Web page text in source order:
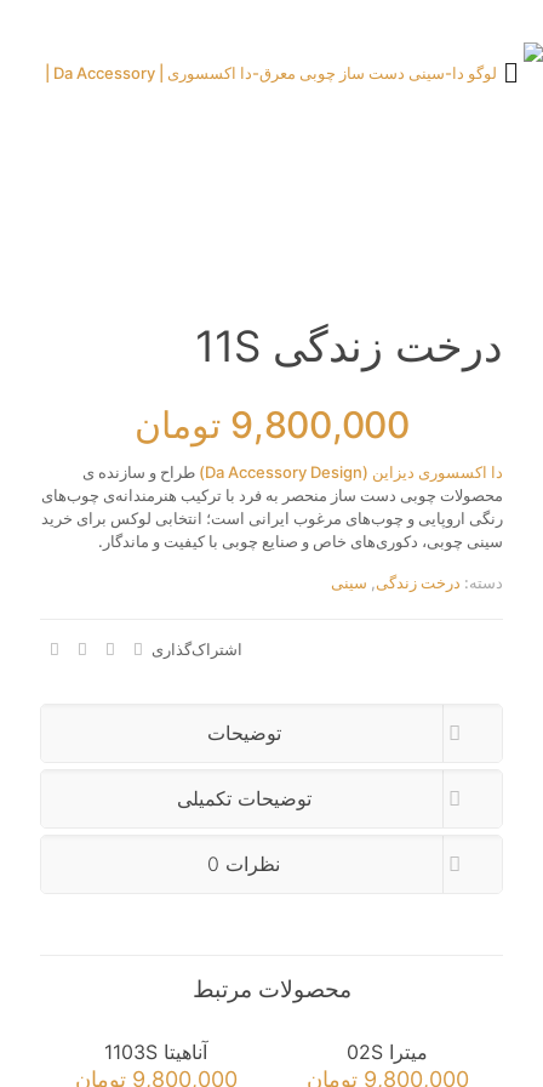
درخت زندگی 11S
9,800,000 تومان
دا اکسسوری دیزاین (Da Accessory Design)
طراح و سازنده ی
محصولات چوبی دست‌ ساز منحصر به‌ فرد با ترکیب هنرمندانه‌ی چوب‌های
رنگی اروپایی و چوب‌های مرغوب ایرانی است؛ انتخابی لوکس برای خرید
سینی چوبی، دکوری‌های خاص و صنایع چوبی با کیفیت و ماندگار.
دسته: درخت زندگی سینی
اشتراک‌گذاری
توضیحات
توضیحات تکمیلی
نظرات 0
محصولات مرتبط
میترا 02S
9,800,000 تومان
آناهیتا 1103S
9,800,000 تومان